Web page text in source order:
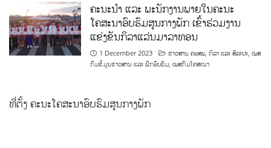
ຄະນະນຳ ແລະ ພະນັກງານພາຍໃນຄະນະ
ໂຄສະນາອົບຮົມສູນກາງພັກ ເຂົ້າຮ່ວມງານ
ແຂ່ງຂັນກິລາແລ່ນມາລາທອນ
1 December 2023 ຂ່າວສານ ຄອສພ ,ກິລາ ແລະ ສິລະປະ ,ເພສ
ກົມຂໍ້ມູນຂ່າວສານ ແລະ ຝຶກອົບຮົມ ,ເພສກົມໂຄສະນາ
ທີ່ຕັ້ງ ຄະນະໂຄສະນາອົບຮົມສູນກາງພັກ